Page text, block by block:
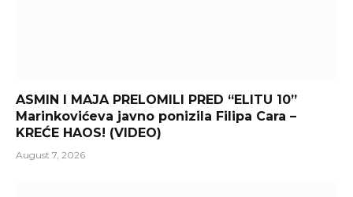
ASMIN I MAJA PRELOMILI PRED “ELITU 10”
Marinkovićeva javno ponizila Filipa Cara –
KREĆE HAOS! (VIDEO)
August 7, 2026